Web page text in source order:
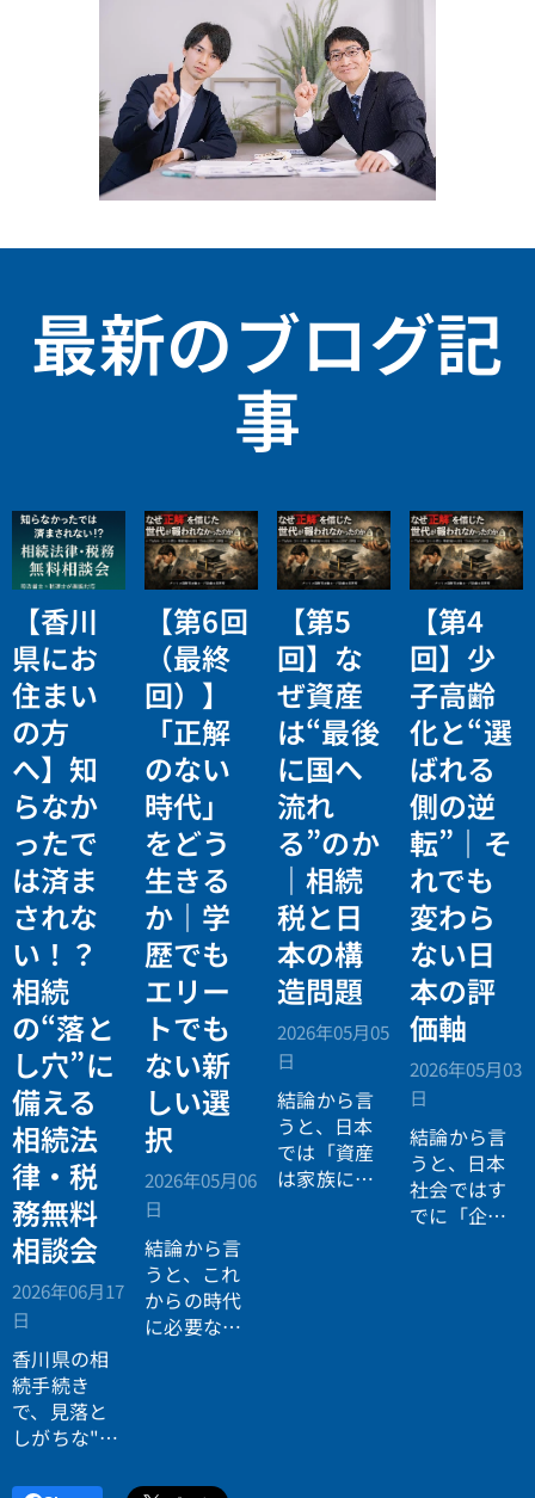
最新のブログ記
事
【香川
県にお
住まい
の方
へ】知
らなか
ったで
は済ま
されな
い！？
相続
の“落と
し穴”に
備える
相続法
律・税
務無料
相談会
2026年06月17
日
香川県の相
続手続き
で、見落と
しがちな"落
づいていま
【第6回
（最終
回）】
「正解
のない
時代」
をどう
生きる
か｜学
歴でも
エリー
トでも
ない新
しい選
択
2026年05月06
日
結論から言
うと、これ
からの時代
に必要なの
です。
【第5
回】な
ぜ資産
は“最後
に国へ
流れ
る”のか
｜相続
税と日
本の構
造問題
2026年05月05
日
結論から言
うと、日本
では「資産
は家族に引
【第4
回】少
子高齢
化と“選
ばれる
側の逆
転”｜そ
れでも
変わら
ない日
本の評
価軸
2026年05月03
日
結論から言
うと、日本
社会ではす
でに「企業